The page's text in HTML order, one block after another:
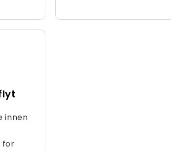
innen
for